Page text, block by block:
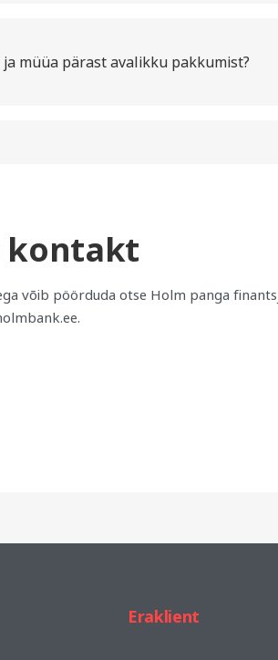
müüa pärast avalikku pakkumist?
kontakt
võib pöörduda otse Holm panga
.
Eraklient